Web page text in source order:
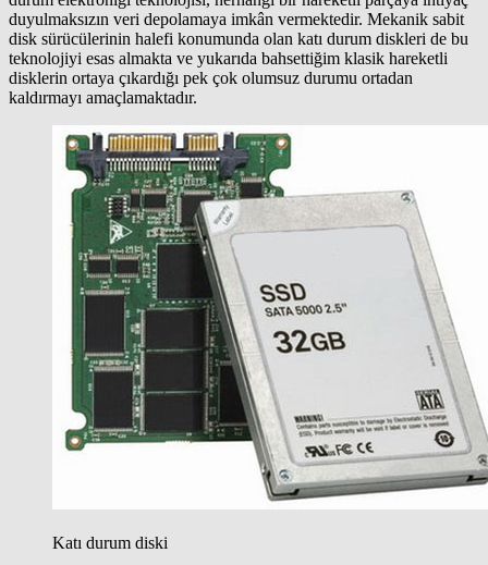
duyulmaksızın veri depolamaya imkân vermektedir. Mekanik sabit
disk sürücülerinin halefi konumunda olan katı durum diskleri de bu
teknolojiyi esas almakta ve yukarıda bahsettiğim klasik hareketli
disklerin ortaya çıkardığı pek çok olumsuz durumu ortadan
kaldırmayı amaçlamaktadır.
Katı durum diski